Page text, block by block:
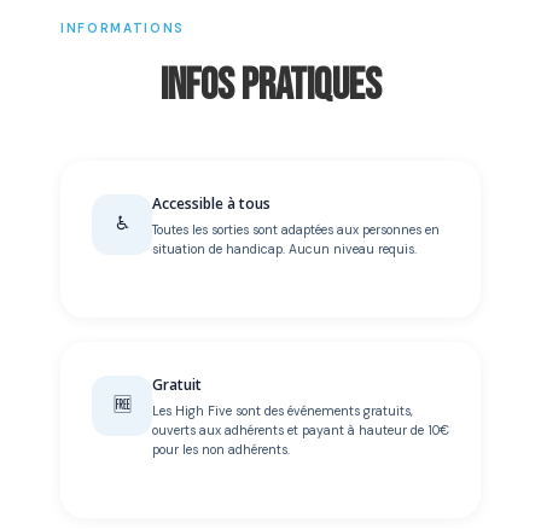
INFORMATIONS
INFOS PRATIQUES
♿
Accessible à tous
Toutes les sorties sont adaptées aux personnes en
situation de handicap. Aucun niveau requis.
🆓
Gratuit
Les High Five sont des événements gratuits,
ouverts aux adhérents et payant à hauteur de 10€
pour les non adhérents.